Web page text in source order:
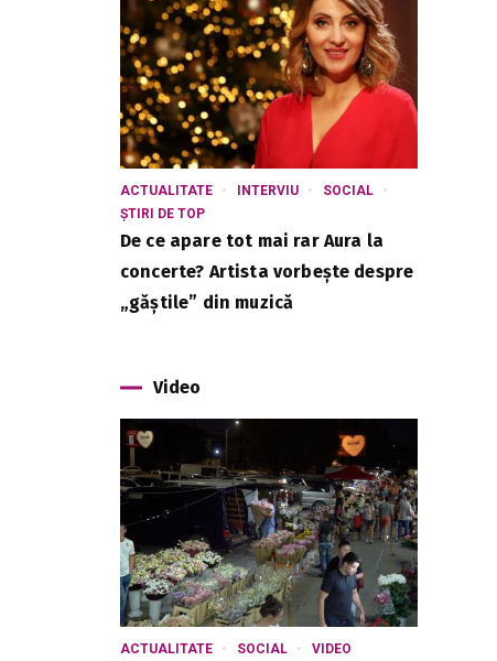
ACTUALITATE INTERVIU
SOCIAL
ȘTIRI DE TOP
De ce apare tot mai rar Aura la
concerte? Artista vorbește despre
„găștile” din muzică
Video
ACTUALITATE SOCIAL VIDEO